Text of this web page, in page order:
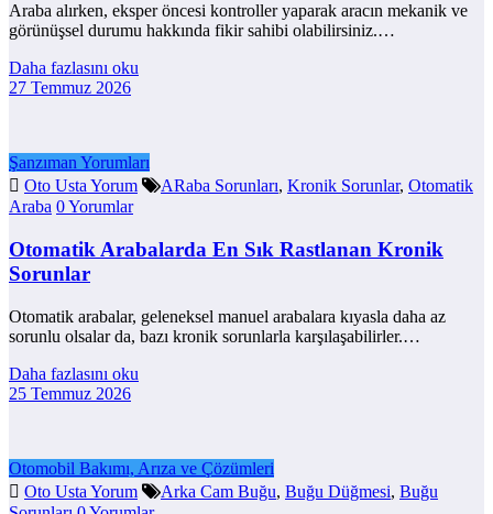
Araba alırken, eksper öncesi kontroller yaparak aracın mekanik ve
görünüşsel durumu hakkında fikir sahibi olabilirsiniz.…
Daha fazlasını oku
27 Temmuz 2026
Şanzıman Yorumları
Oto Usta Yorum
ARaba Sorunları, Kronik Sorunlar, Otomatik
Araba 0 Yorumlar
Otomatik Arabalarda En Sık Rastlanan Kronik
Sorunlar
Otomatik arabalar, geleneksel manuel arabalara kıyasla daha az
sorunlu olsalar da, bazı kronik sorunlarla karşılaşabilirler.…
Daha fazlasını oku
25 Temmuz 2026
Otomobil Bakımı, Arıza ve Çözümleri
Oto Usta Yorum
Arka Cam Buğu, Buğu Düğmesi, Buğu